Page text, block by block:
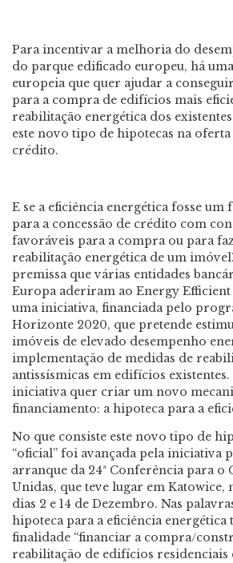
Para incentivar a melhoria do
do parque edificado europeu, há
europeia que quer ajudar a
para a compra de edifícios mais
reabilitação energética dos
este novo tipo de hipotecas na
crédito.
E se a eficiência energética fosse
para a concessão de crédito com
favoráveis para a compra ou para
reabilitação energética de um
premissa que várias entidades
Europa aderiram ao Energy Efficient
uma iniciativa, financiada pelo
Horizonte 2020, que pretende
imóveis de elevado desempenho
implementação de medidas de
antissísmicas em edifícios existentes.
iniciativa quer criar um novo
financiamento: a hipoteca para a
No que consiste este novo tipo de
“oficial” foi avançada pela iniciativa
arranque da 24ª Conferência para o
Unidas, que teve lugar em Katowice,
dias 2 e 14 de Dezembro. Nas
hipoteca para a eficiência energética
finalidade “financiar a compra/
reabilitação de edifícios residenciais